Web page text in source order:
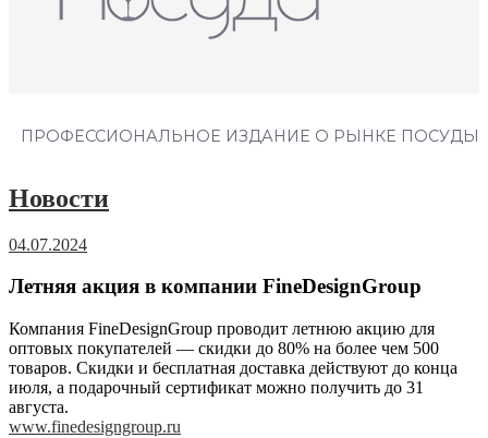
ПРОФЕССИОНАЛЬНОЕ ИЗДАНИЕ О РЫНКЕ ПОСУДЫ
Новости
04.07.2024
Летняя акция в компании FineDesignGroup
Компания FineDesignGroup проводит летнюю акцию для
оптовых покупателей — скидки до 80% на более чем 500
товаров. Скидки и бесплатная доставка действуют до конца
июля, а подарочный сертификат можно получить до 31
августа.
www.finedesigngroup.ru